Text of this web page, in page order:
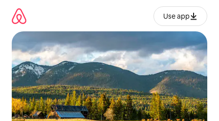
kwenda
kwenye
maudhui
Use app